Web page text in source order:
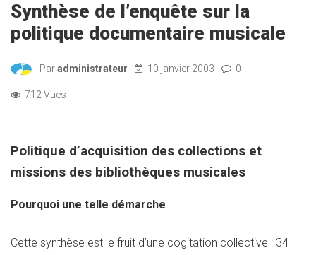
Synthèse de l’enquête sur la
politique documentaire musicale
Paradministrateur 10 janvier 2003 0
712 Vues
Politique d’acquisition des collections et
missions des bibliothèques musicales
Pourquoi une telle démarche
Cette synthèse est le fruit d’une cogitation collective : 34